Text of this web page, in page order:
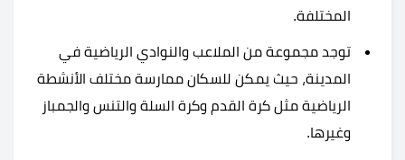
المختلفة.
توجد مجموعة من الملاعب والنوادي الرياضية في
المدينة، حيث يمكن للسكان ممارسة مختلف الأنشطة
الرياضية مثل كرة القدم وكرة السلة والتنس والجمباز
وغيرها.